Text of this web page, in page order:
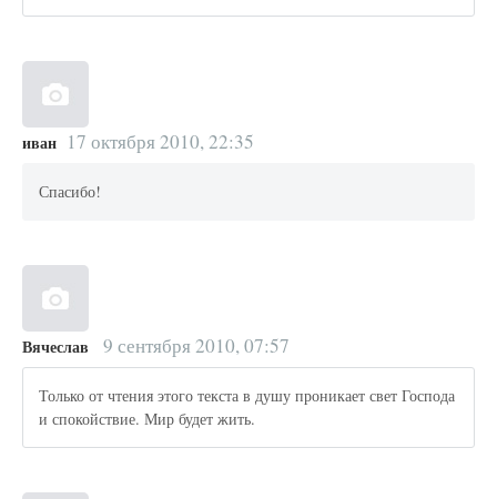
иван 17 октября 2010, 22:35
Спасибо!
Вячеслав 9 сентября 2010, 07:57
Только от чтения этого текста в душу проникает свет Господа
и спокойствие. Мир будет жить.